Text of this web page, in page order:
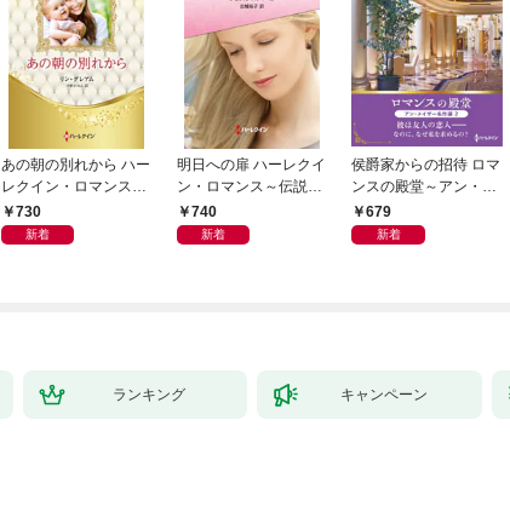
あの朝の別れから ハー
レクイン・ロマンス・
プレミアム～リン・グ
レアム・ベスト・セレ
730
新着
明日への扉 ハーレクイ
ン・ロマンス～伝説の
名作選～【ハーレクイ
ン・ロマンス版】
740
新着
侯爵家からの招待 ロマ
ンスの殿堂～アン・メ
イザー名作選 2～【ハ
ーレクインSP文庫版】
679
新着
ランキング キャンペーン